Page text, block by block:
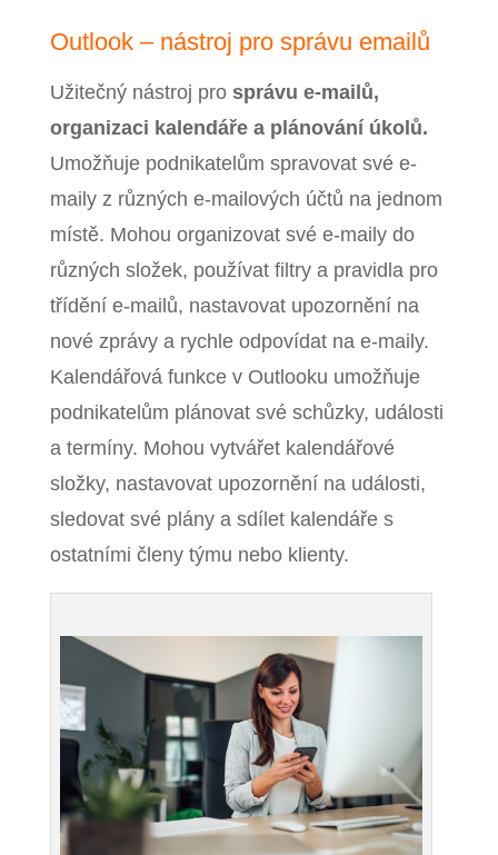
Outlook – nástroj pro správu emailů
Užitečný nástroj pro správu e-mailů,
organizaci kalendáře a plánování úkolů.
Umožňuje podnikatelům spravovat své e-
maily z různých e-mailových účtů na jednom
místě. Mohou organizovat své e-maily do
různých složek, používat filtry a pravidla pro
třídění e-mailů, nastavovat upozornění na
nové zprávy a rychle odpovídat na e-maily.
Kalendářová funkce v Outlooku umožňuje
podnikatelům plánovat své schůzky, události
a termíny. Mohou vytvářet kalendářové
složky, nastavovat upozornění na události,
sledovat své plány a sdílet kalendáře s
ostatními členy týmu nebo klienty.